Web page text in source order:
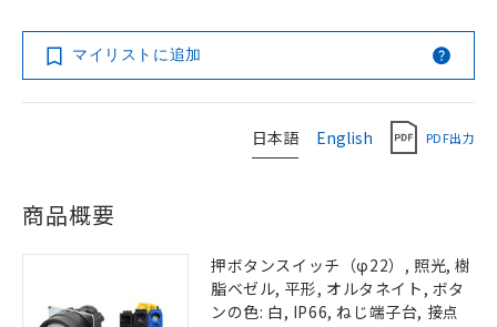
マイリストに追加
日本語 English PDF出力
商品概要
押ボタンスイッチ（φ22）, 照光, 樹
脂ベゼル, 平形, オルタネイト, ボタ
ンの色: 白, IP66, ねじ端子台, 接点